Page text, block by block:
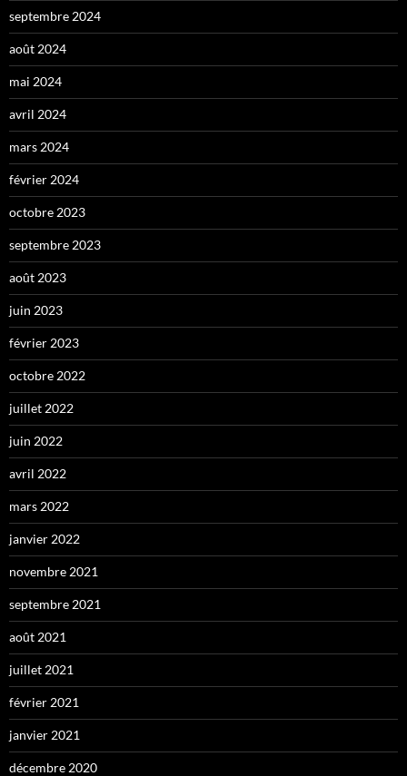
septembre 2024
août 2024
mai 2024
avril 2024
mars 2024
février 2024
octobre 2023
septembre 2023
août 2023
juin 2023
février 2023
octobre 2022
juillet 2022
juin 2022
avril 2022
mars 2022
janvier 2022
novembre 2021
septembre 2021
août 2021
juillet 2021
février 2021
janvier 2021
décembre 2020